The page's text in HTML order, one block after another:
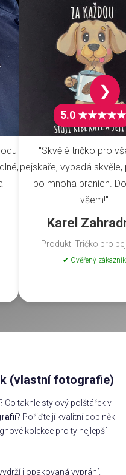
5.0 ★★★★★
"Skvělé tričko pro
pejskaře, vypadá
i po mnoha praních.
všem!"
Karel
Produkt: Tričko pro
✔ Ověřený zákazník
❯
(vlastní fotografie)
Co takhle stylový polštářek v
? Pořiďte jí kvalitní doplněk
kolekce pro ty nejlepší
i opakovaná vyprání.